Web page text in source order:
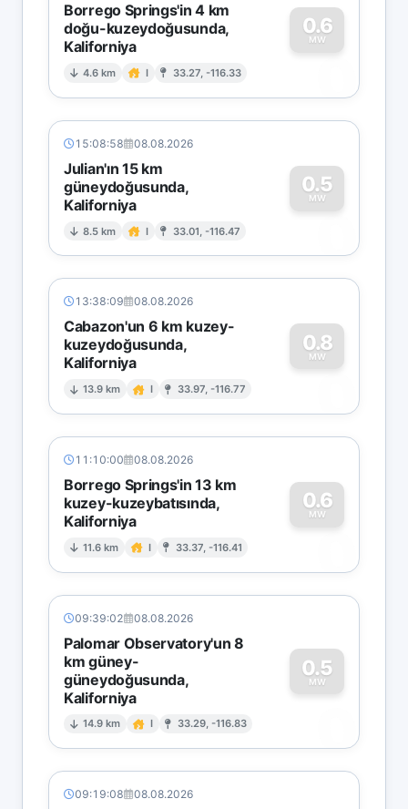
Borrego Springs'in 4 km
doğu-kuzeydoğusunda,
Kaliforniya
4.6 km I 33.27, -116.33
0.6
MW
0
15:08:58 08.08.2026
Julian'ın 15 km
güneydoğusunda,
Kaliforniya
8.5 km I 33.01, -116.47
0.5
MW
0
13:38:09 08.08.2026
Cabazon'un 6 km kuzey-
kuzeydoğusunda,
Kaliforniya
13.9 km I 33.97, -116.77
0.8
MW
0
11:10:00 08.08.2026
Borrego Springs'in 13 km
kuzey-kuzeybatısında,
Kaliforniya
11.6 km I 33.37, -116.41
0.6
MW
0
09:39:02 08.08.2026
Palomar Observatory'un 8
km güney-
güneydoğusunda,
Kaliforniya
14.9 km I 33.29, -116.83
0.5
MW
0
09:19:08 08.08.2026